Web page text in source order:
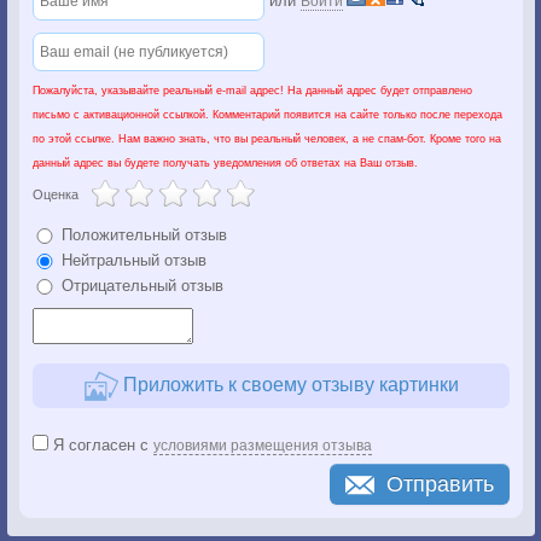
Пожалуйста, указывайте реальный e-mail адрес! На данный адрес будет отправлено
письмо с активационной ссылкой. Комментарий появится на сайте только после перехода
по этой ссылке. Нам важно знать, что вы реальный человек, а не спам-бот. Кроме того на
данный адрес вы будете получать уведомления об ответах на Ваш отзыв.
Оценка
Положительный отзыв
Нейтральный отзыв
Отрицательный отзыв
Приложить к своему отзыву картинки
Я согласен с условиями размещения отзыва
Отправить